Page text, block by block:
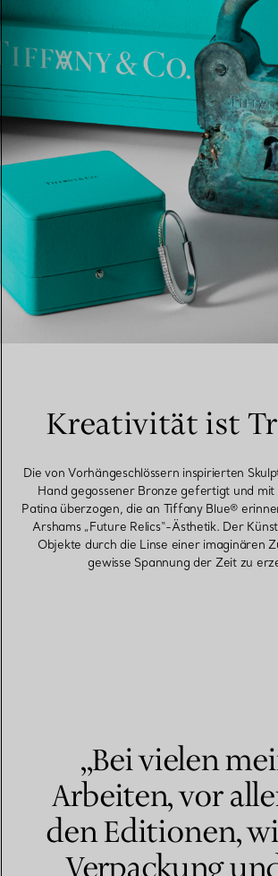
Kreativität ist
Die von Vorhängeschlössern inspirierten
Hand gegossener Bronze gefertigt und mit
Patina überzogen, die an Tiffany Blue®
Arshams „Future Relics“-Ästhetik. Der
Objekte durch die Linse einer imaginären
gewisse Spannung der Zeit zu
„Bei vielen
Arbeiten, vor
den Editionen,